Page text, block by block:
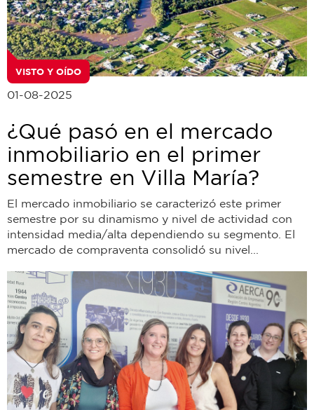
VISTO Y OÍDO
01-08-2025
¿Qué pasó en el mercado
inmobiliario en el primer
semestre en Villa María?
El mercado inmobiliario se caracterizó este primer
semestre por su dinamismo y nivel de actividad con
intensidad media/alta dependiendo su segmento. El
mercado de compraventa consolidó su nivel...